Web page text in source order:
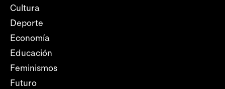
Cultura
Deporte
Economía
Educación
Feminismos
Futuro